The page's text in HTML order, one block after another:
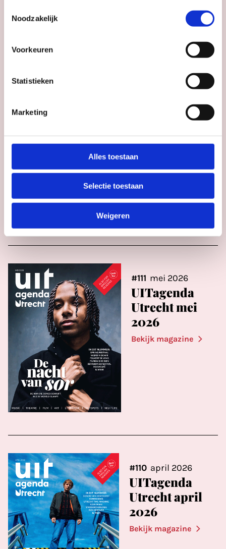
Noodzakelijk
Voorkeuren
Statistieken
Marketing
Alles toestaan
Selectie toestaan
Weigeren
UITagenda
Utrecht juni
2026
juni 2026
UITagenda
Utrecht mei
2026
#111 mei 2026
Bekijk magazine
UITagenda
Utrecht april
2026
#110 april 2026
Bekijk magazine